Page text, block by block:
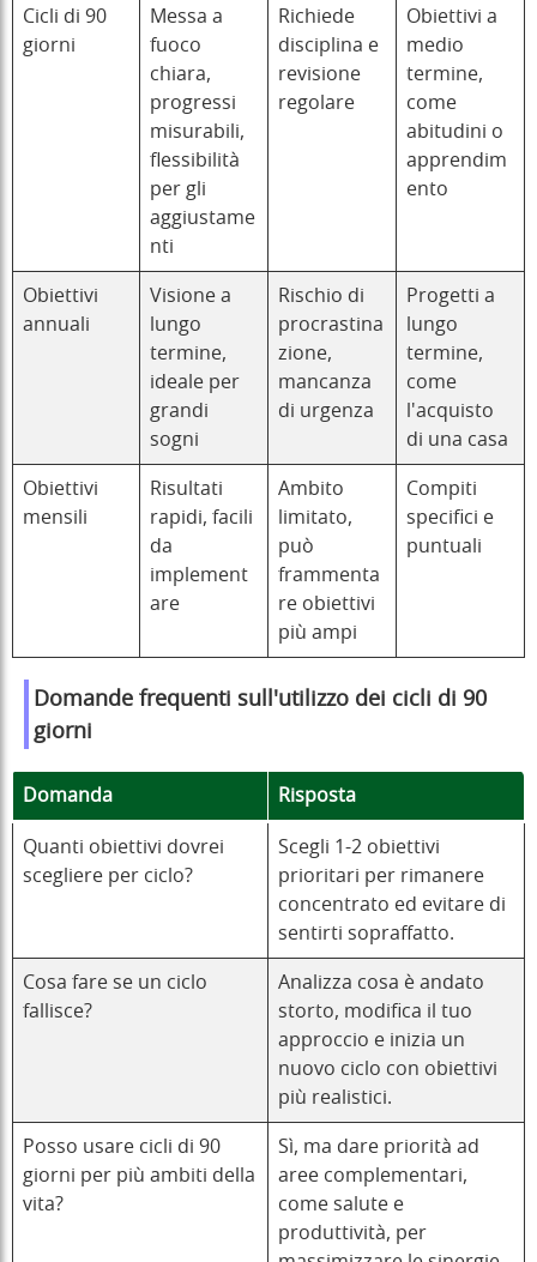
Cicli di 90
giorni
Messa a
fuoco
chiara,
progressi
misurabili,
flessibilità
per gli
aggiustame
nti
Richiede
disciplina e
revisione
regolare
Obiettivi a
medio
termine,
come
abitudini o
apprendim
ento
Obiettivi
annuali
Visione a
lungo
termine,
ideale per
grandi
sogni
Rischio di
procrastina
zione,
mancanza
di urgenza
Progetti a
lungo
termine,
come
l'acquisto
di una casa
Obiettivi
mensili
Risultati
rapidi, facili
da
implement
are
Ambito
limitato,
può
frammenta
re obiettivi
più ampi
Compiti
specifici e
puntuali
Domande frequenti sull'utilizzo dei cicli di 90
giorni
Domanda Risposta
Quanti obiettivi dovrei
scegliere per ciclo?
Scegli 1-2 obiettivi
prioritari per rimanere
concentrato ed evitare di
sentirti sopraffatto.
Cosa fare se un ciclo
fallisce?
Analizza cosa è andato
storto, modifica il tuo
approccio e inizia un
nuovo ciclo con obiettivi
più realistici.
Posso usare cicli di 90
giorni per più ambiti della
vita?
Sì, ma dare priorità ad
aree complementari,
come salute e
produttività, per